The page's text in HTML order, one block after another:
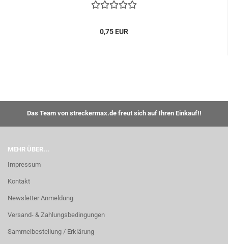
0,75 EUR
Das Team von streckermax.de freut sich auf Ihren Einkauf!!
MEHR ÜBER...
Impressum
Kontakt
Newsletter Anmeldung
Versand- & Zahlungsbedingungen
Sammelbestellung / Erklärung